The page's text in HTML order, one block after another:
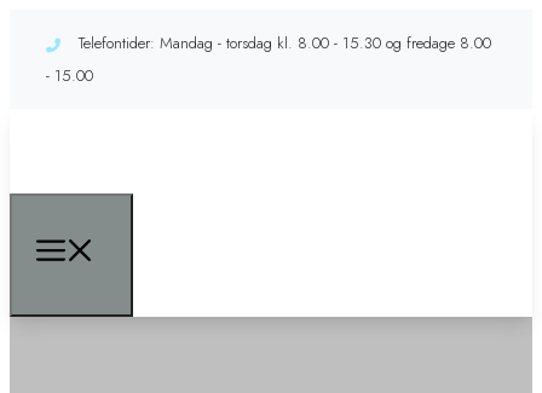
Telefontider: Mandag - torsdag kl. 8.00 - 15.30 og fredage 8.00
- 15.00